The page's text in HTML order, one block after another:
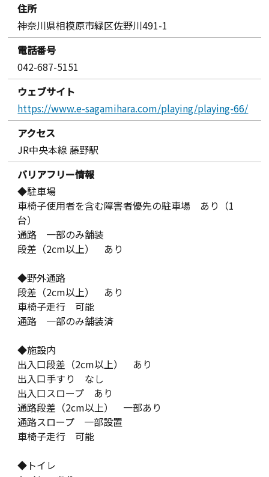
住所
神奈川県相模原市緑区佐野川491-1
電話番号
042-687-5151
ウェブサイト
https://www.e-sagamihara.com/playing/playing-66/
アクセス
JR中央本線 藤野駅
バリアフリー情報
◆駐車場
車椅子使用者を含む障害者優先の駐車場 あり（1
台）
通路 一部のみ舗装
段差（2cm以上） あり
◆野外通路
段差（2cm以上） あり
車椅子走行 可能
通路 一部のみ舗装済
◆施設内
出入口段差（2cm以上） あり
出入口手すり なし
出入口スロープ あり
通路段差（2cm以上） 一部あり
通路スロープ 一部設置
車椅子走行 可能
◆トイレ